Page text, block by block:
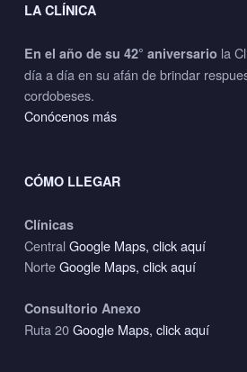
LA CLÍNICA
En el año de su 42° aniversario la
día a día en su afán de brindar
cordobeses.
Conócenos más
CÓMO LLEGAR
Clínicas
CentralGoogle Maps, click aquí
NorteGoogle Maps, click aquí
Consultorio Anexo
Ruta 20Google Maps, click aquí